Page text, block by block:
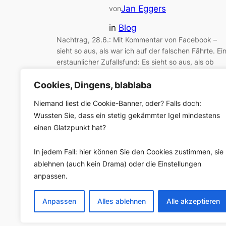
Cookies, Dingens, blablaba
Niemand liest die Cookie-Banner, oder? Falls doch:
Wussten Sie, dass ein stetig gekämmter Igel mindestens
einen Glatzpunkt hat?
In jedem Fall: hier können Sie den Cookies zustimmen, sie
ablehnen (auch kein Drama) oder die Einstellungen
anpassen.
Anpassen Alles ablehnen Alle akzeptieren
vonJan Eggers
in Blog
Nachtrag, 28.6.: Mit Kommentar von Facebook –
sieht so aus, als war ich auf der falschen Fãhrte. Ein
erstaunlicher Zufallsfund: Es sieht so aus, als ob
(„Sentiment“) integriert hat und an Seitenadmins
negativ oder neutral sind: Die Anbieter
professioneller Social-Media–Monitoring-Tools
das schon länger im Angebot;…